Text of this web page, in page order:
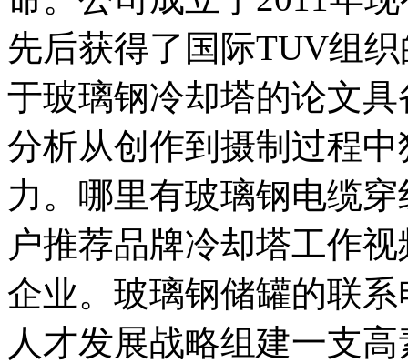
先后获得了国际TUV组
于玻璃钢冷却塔的论文
分析从创作到摄制过程
力。哪里有玻璃钢电缆
户推荐品牌冷却塔工作
企业。玻璃钢储罐的联
人才发展战略组建一支